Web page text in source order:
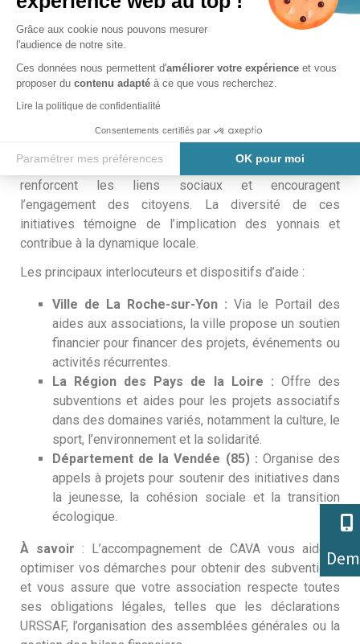
Grâce aux cookie nous pouvons mesurer
l'audience de notre site.
Ces données nous permettent d'améliorer votre expérience et vous
proposer du contenu adapté à ce que vous recherchez.
Lire la politique de confidentialité
Consentements certifiés par
Paramétrer mes préférences OK pour moi
Axeptio consent
Plateforme de Gestion du Consentement : Personnalisez vos
Notre plateforme vous permet d'adapter et de gérer vos
LA VIE ASSOCIATIVE À LA ROCHE-
SUR-YON
Les associations de La Roche-sur-Yon jouent un rôle
fondamental dans la ville, intervenant dans des secteurs
aussi variés que la culture, le sport, l’environnement,
l’éducation ou l’action sociale. Elles apportent des
solutions concrètes aux besoins des habitants,
renforcent les liens sociaux et encouragent
l’engagement des citoyens. La diversité de ces
initiatives témoigne de l’implication des yonnais et
contribue à la dynamique locale.
Les principaux interlocuteurs et dispositifs d’aide :
Ville de La Roche-sur-Yon : Via le Portail des
aides aux associations, la ville propose un soutien
financier pour financer des projets, événements ou
activités récurrentes.
La Région des Pays de la Loire : Offre des
subventions et aides pour les projets associatifs
dans des domaines variés, notamment la culture, le
sport, l’environnement et la solidarité.
Département de la Vendée (85) : Organise des
appels à projets pour soutenir des initiatives dans
la jeunesse, la cohésion sociale et la transition
écologique.
À savoir : L’accompagnement de CAVA vous aide à
optimiser vos démarches pour obtenir des subventions
et vous assure que votre association respecte toutes
ses obligations légales, telles que les déclarations
URSSAF, l’organisation des assemblées générales ou la